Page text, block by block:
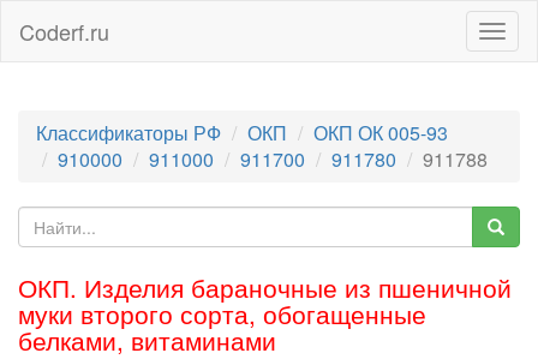
Coderf.ru
Классификаторы РФ ОКП
ОКП ОК 005-93
910000
911000 911700 911780 911788
ОКП. Изделия бараночные из пшеничной
муки второго сорта, обогащенные
белками, витаминами